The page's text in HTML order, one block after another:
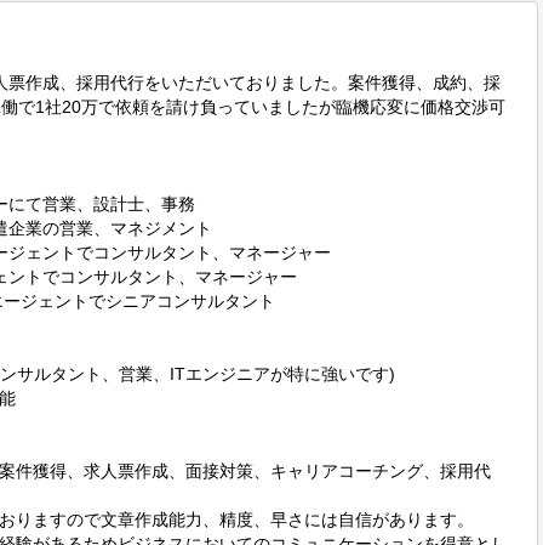
作成、採用代行をいただいておりました。案件獲得、成約、採
で1社20万で依頼を請け負っていましたが臨機応変に価格交渉可
て営業、設計士、事務
業の営業、マネジメント
ェントでコンサルタント、マネージャー
トでコンサルタント、マネージャー
ジェントでシニアコンサルタント
サルタント、営業、ITエンジニアが特に強いです)
件獲得、求人票作成、面接対策、キャリアコーチング、採用代
りますので文章作成能力、精度、早さには自信があります。